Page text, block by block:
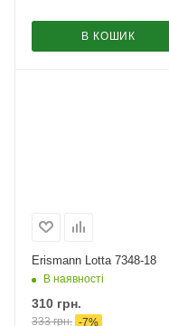
В КОШИК
Erismann Lotta 7348-18
В наявності
310 грн.
333грн. -7%